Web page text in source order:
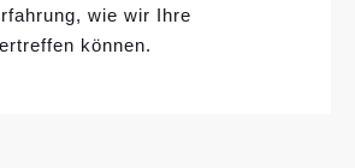
wie wir Ihre
können.